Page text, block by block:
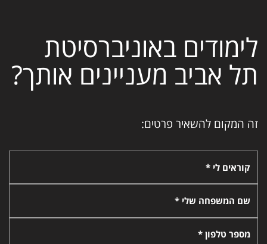
לימודים באוניברסיטת
תל אביב מעניינים אותך?
זה המקום להשאיר פרטים:
קוראים לי *
שם המשפחה שלי *
מספר טלפון *